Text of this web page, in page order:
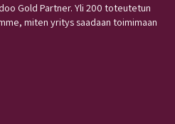
Gold Partner. Yli 200 toteutetun
miten yritys saadaan toimimaan